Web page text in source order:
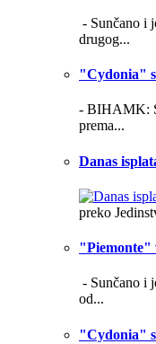
- Sunčano i
drugog...
"Cydonia"
- BIHAMK:
prema...
Danas
preko
"Piemonte"
- Sunčano i
od...
"Cydonia"